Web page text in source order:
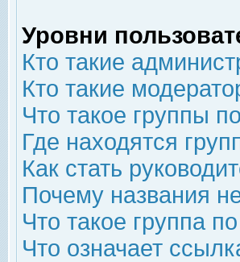
Уровни
Кто такие
Кто такие
Что такое группы
Где находятся
Как стать
Почему названия
Что такое группа
Что означает